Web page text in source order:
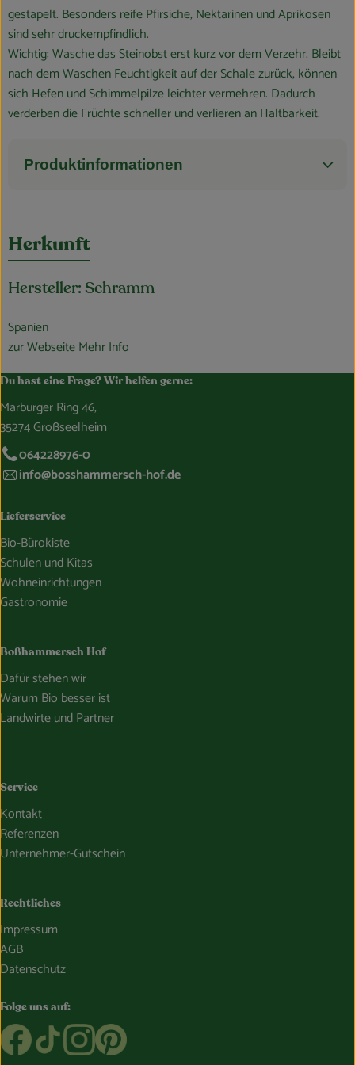
gestapelt. Besonders reife Pfirsiche, Nektarinen und Aprikosen
sind sehr druckempfindlich.
Wichtig: Wasche das Steinobst erst kurz vor dem Verzehr. Bleibt
nach dem Waschen Feuchtigkeit auf der Schale zurück, können
sich Hefen und Schimmelpilze leichter vermehren. Dadurch
verderben die Früchte schneller und verlieren an Haltbarkeit.
Produktinformationen
Herkunft
Hersteller: Schramm
Spanien
zur WebseiteMehr Info
Du hast eine Frage? Wir helfen gerne:
Marburger Ring 46,
35274 Großseelheim
064228976-0
info@bosshammersch-hof.de
Lieferservice
Bio-Bürokiste
Schulen und Kitas
Wohneinrichtungen
Gastronomie
Boßhammersch Hof
Dafür stehen wir
Warum Bio besser ist
Landwirte und Partner
Service
Kontakt
Referenzen
Unternehmer-Gutschein
Rechtliches
Impressum
AGB
Datenschutz
Folge uns auf:
Externer Link zu https://www.facebook.com/
Externer Link zu https://www.tiktok.com/
Externer Link zu https://www.instagram.com/
Externer Link zu https://www.pinterest.de/